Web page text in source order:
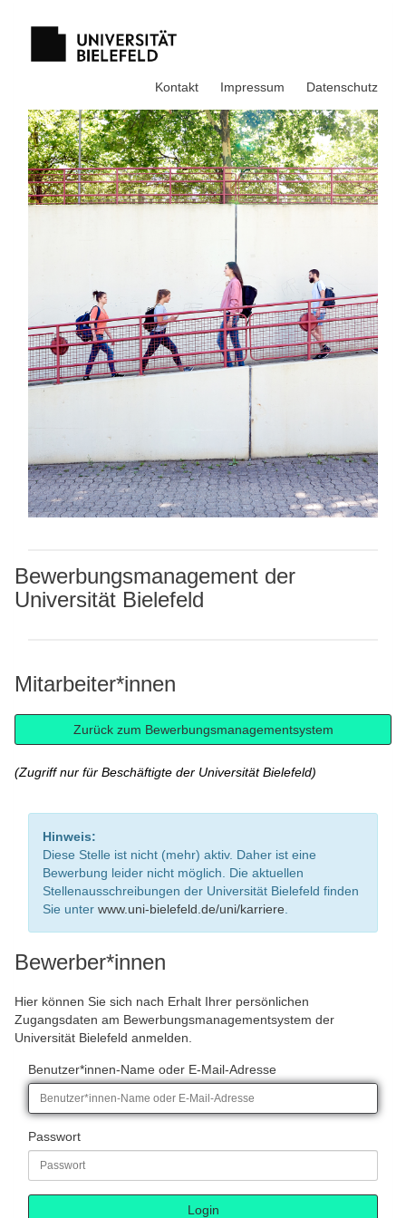
Kontakt Impressum Datenschutz
Bewerbungsmanagement der
Universität Bielefeld
Mitarbeiter*innen
(Zugriff nur für Beschäftigte der Universität Bielefeld)
Hinweis:
Diese Stelle ist nicht (mehr) aktiv. Daher ist eine
Bewerbung leider nicht möglich. Die aktuellen
Stellenausschreibungen der Universität Bielefeld finden
Sie unter www.uni-bielefeld.de/uni/karriere
Bewerber*innen
Hier können Sie sich nach Erhalt Ihrer persönlichen
Zugangsdaten am Bewerbungsmanagementsystem der
Universität Bielefeld anmelden.
Benutzer*innen-Name oder E-Mail-Adresse
Passwort